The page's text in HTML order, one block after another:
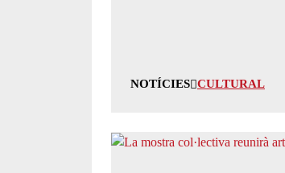
NOTÍCIES CULTURAL